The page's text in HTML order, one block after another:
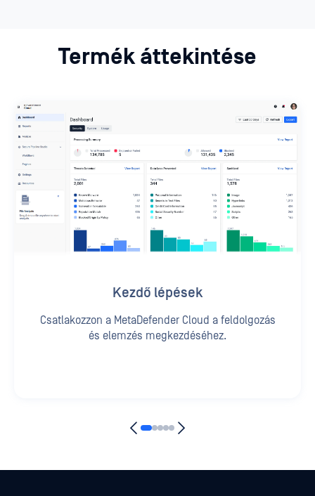
Termék áttekintése
Kezdő lépések
Csatlakozzon a MetaDefender Cloud a feldolgozás
és elemzés megkezdéséhez.